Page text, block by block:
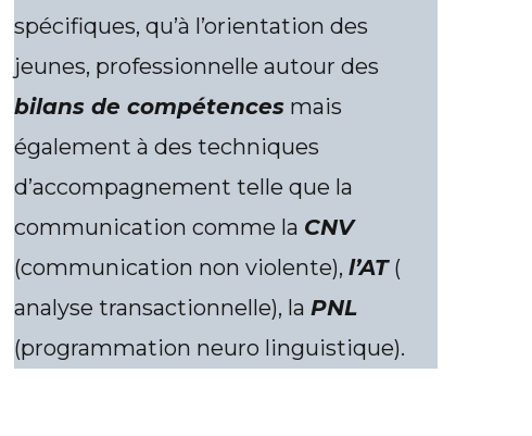
spécifiques, qu’à l’orientation des
jeunes, professionnelle autour des
bilans de compétencesmais
également à des techniques
d’accompagnement telle que la
communication comme la CNV
(communication non violente), l’AT (
analyse transactionnelle), la PNL
(programmation neuro linguistique).